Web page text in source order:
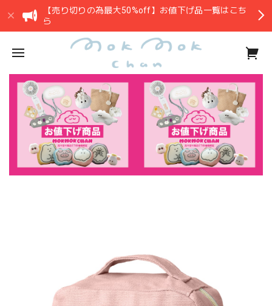
【売り切りの為最大50%off】お値下げ品一覧はこち
ら